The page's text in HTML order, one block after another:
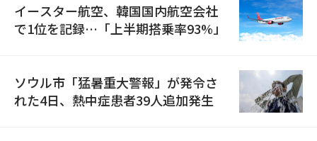
イースター航空、韓国国内航空会社
で1位を記録…「上半期搭乗率93%」
ソウル市「猛暑重大警報」が発令さ
れた4日、熱中症患者39人追加発生